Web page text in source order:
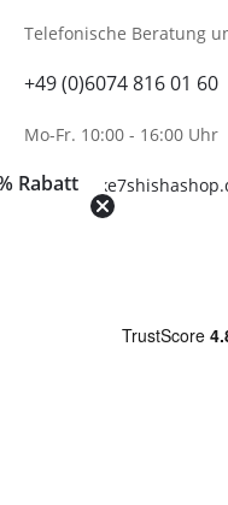
Rabatt
Telefonische Beratung
+49 (0)6074 816 01 60
Mo-Fr. 10:00 - 16:00 Uhr